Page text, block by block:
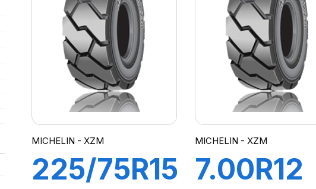
MICHELIN - XZM
225/75R15
MICHELIN - XZM
7.00R12